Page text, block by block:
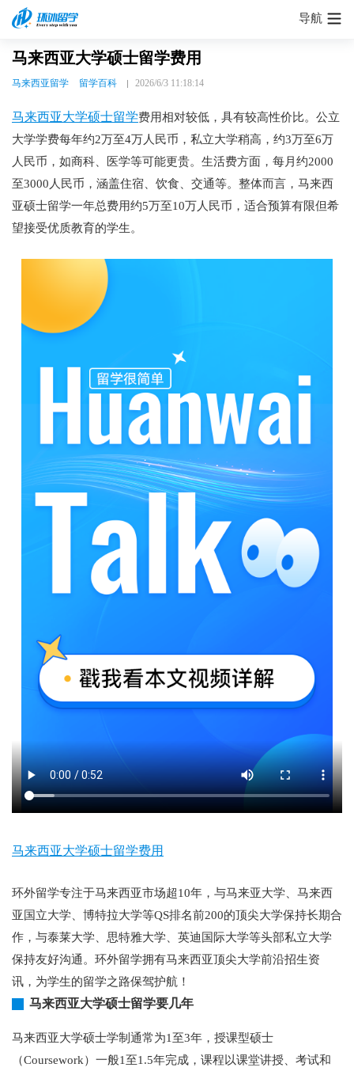
导航
马来西亚大学硕士留学费用
马来西亚留学 留学百科 2026/6/3 11:18:14
马来西亚大学硕士留学费用相对较低，具有较高性价比。公立
大学学费每年约2万至4万人民币，私立大学稍高，约3万至6万
人民币，如商科、医学等可能更贵。生活费方面，每月约2000
至3000人民币，涵盖住宿、饮食、交通等。整体而言，马来西
亚硕士留学一年总费用约5万至10万人民币，适合预算有限但希
望接受优质教育的学生。
马来西亚大学硕士留学费用
环外留学专注于马来西亚市场超10年，与马来亚大学、马来西
亚国立大学、博特拉大学等QS排名前200的顶尖大学保持长期合
作，与泰莱大学、思特雅大学、英迪国际大学等头部私立大学
保持友好沟通。环外留学拥有马来西亚顶尖大学前沿招生资
讯，为学生的留学之路保驾护航！
马来西亚大学硕士留学要几年
马来西亚大学硕士学制通常为1至3年，授课型硕士
（Coursework）一般1至1.5年完成，课程以课堂讲授、考试和